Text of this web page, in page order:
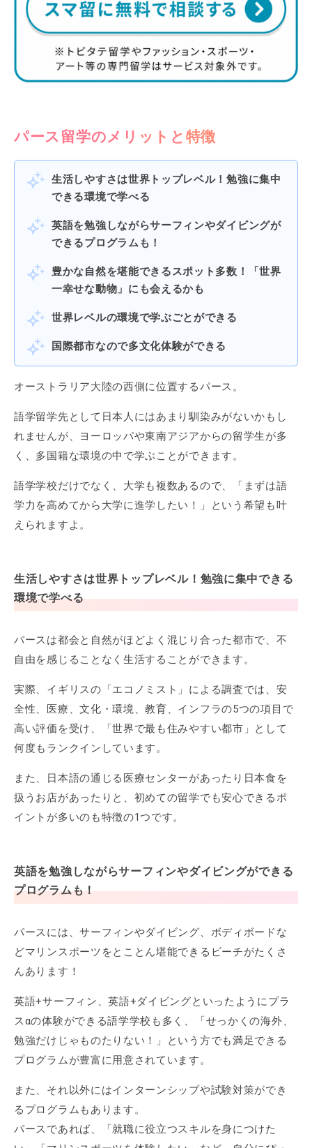
パース留学のメリットと特徴
生活しやすさは世界トップレベル！勉強に集中
できる環境で学べる
英語を勉強しながらサーフィンやダイビングが
できるプログラムも！
豊かな自然を堪能できるスポット多数！「世界
一幸せな動物」にも会えるかも
世界レベルの環境で学ぶごとができる
国際都市なので多文化体験ができる
オーストラリア大陸の西側に位置するパース。
語学留学先として日本人にはあまり馴染みがないかもし
れませんが、ヨーロッパや東南アジアからの留学生が多
く、多国籍な環境の中で学ぶことができます。
語学学校だけでなく、大学も複数あるので、「まずは語
学力を高めてから大学に進学したい！」という希望も叶
えられますよ。
生活しやすさは世界トップレベル！勉強に集中できる
環境で学べる
パースは都会と自然がほどよく混じり合った都市で、不
自由を感じることなく生活することができます。
実際、イギリスの「エコノミスト」による調査では、安
全性、医療、文化・環境、教育、インフラの5つの項目で
高い評価を受け、「世界で最も住みやすい都市」として
何度もランクインしています。
また、日本語の通じる医療センターがあったり日本食を
扱うお店があったりと、初めての留学でも安心できるポ
イントが多いのも特徴の1つです。
英語を勉強しながらサーフィンやダイビングができる
プログラムも！
パースには、サーフィンやダイビング、ボディボードな
どマリンスポーツをとことん堪能できるビーチがたくさ
んあります！
英語+サーフィン、英語+ダイビングといったようにプラ
スαの体験ができる語学学校も多く、「せっかくの海外、
勉強だけじゃものたりない！」という方でも満足できる
プログラムが豊富に用意されています。
また、それ以外にはインターンシップや試験対策ができ
るプログラムもあります。
パースであれば、「就職に役立つスキルを身につけた